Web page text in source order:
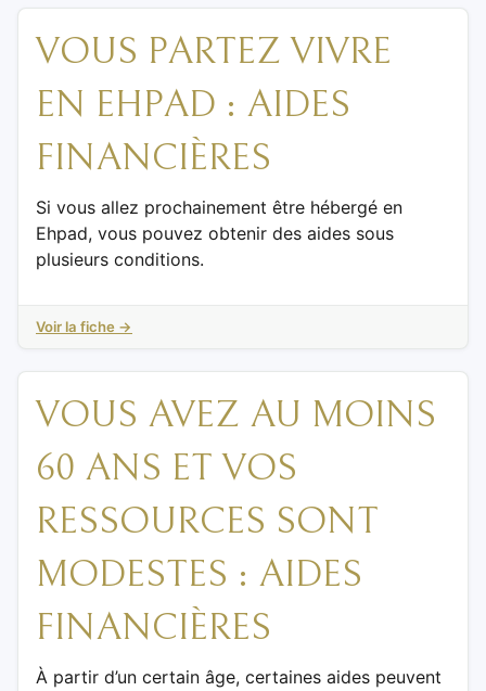
VOUS PARTEZ VIVRE
EN EHPAD : AIDES
FINANCIÈRES
Si vous allez prochainement être hébergé en
Ehpad, vous pouvez obtenir des aides sous
plusieurs conditions.
Voir la fiche →
VOUS AVEZ AU MOINS
60 ANS ET VOS
RESSOURCES SONT
MODESTES : AIDES
FINANCIÈRES
À partir d’un certain âge, certaines aides peuvent